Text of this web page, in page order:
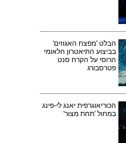
הבלט 'מפצח האגוזים'
בביצוע התיאטרון הלאומי
הרוסי על הקרח סנט
פטרסבורג
הכוריאוגרפית יאנג לי-פינג
במחול 'תחת מצור'